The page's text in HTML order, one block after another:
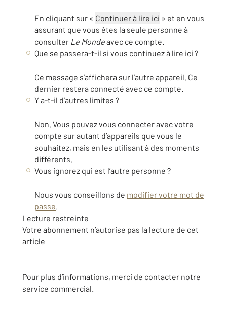
En cliquant sur « Continuer à lire ici » et en vous
assurant que vous êtes la seule personne à
consulter Le Mondeavec ce compte.
Que se passera-t-il si vous continuez à lire ici ?
Ce message s’affichera sur l’autre appareil. Ce
dernier restera connecté avec ce compte.
Y a-t-il d’autres limites ?
Non. Vous pouvez vous connecter avec votre
compte sur autant d’appareils que vous le
souhaitez, mais en les utilisant à des moments
différents.
Vous ignorez qui est l’autre personne ?
Nous vous conseillons de modifier votre mot de
passe.
Lecture restreinte
Votre abonnement n’autorise pas la lecture de cet
article
Pour plus d’informations, merci de contacter notre
service commercial.